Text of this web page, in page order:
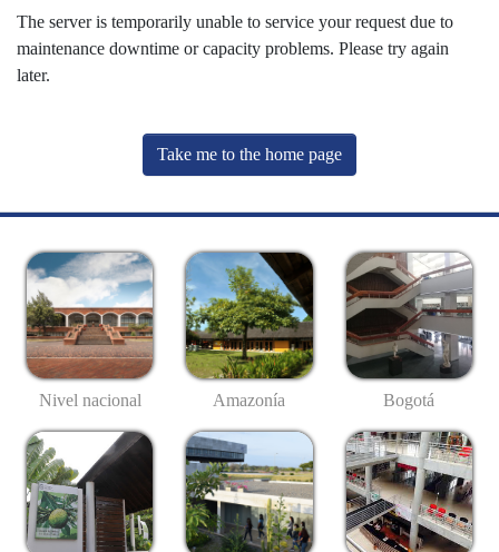
The server is temporarily unable to service your request due to
maintenance downtime or capacity problems. Please try again
later.
Take me to the home page
Nivel nacional Amazonía Bogotá